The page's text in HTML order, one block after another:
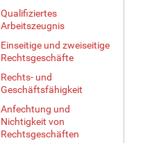
Qualifiziertes
Arbeitszeugnis
Einseitige und zweiseitige
Rechtsgeschäfte
Rechts- und
Geschäftsfähigkeit
Anfechtung und
Nichtigkeit von
Rechtsgeschäften